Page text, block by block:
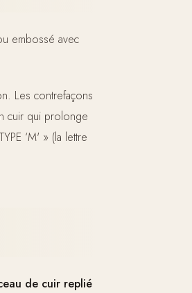
embossé avec
Les contrefaçons
cuir qui prolonge
‘M' » (la lettre
de cuir replié